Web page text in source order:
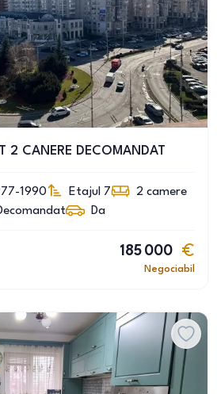
2 CANERE DECOMANDAT
1990 Etajul 7 2 camere
Da
185 000
Negociabil